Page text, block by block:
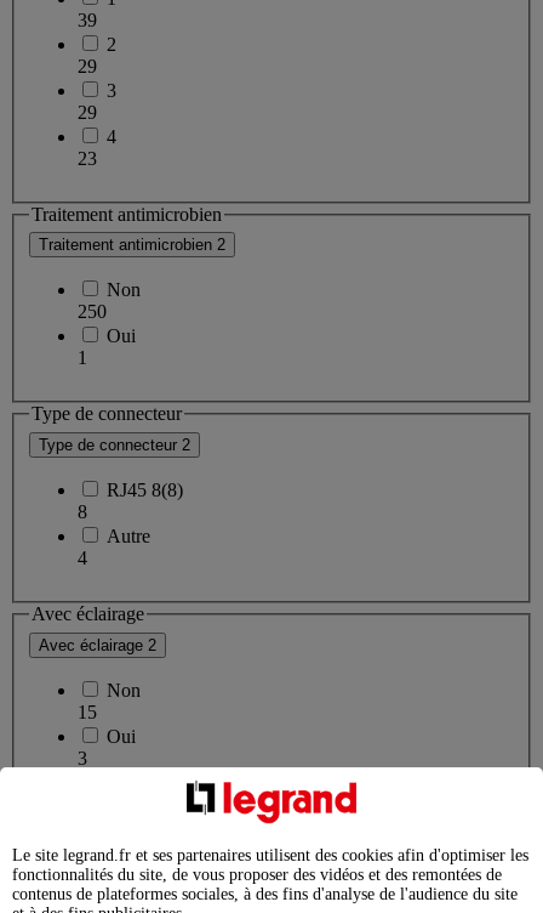
39
2
29
3
29
4
23
Traitement antimicrobien
Traitement antimicrobien 2
Non
250
Oui
1
Type de connecteur
Type de connecteur 2
RJ45 8(8)
8
Autre
4
Avec éclairage
Avec éclairage 2
Non
15
Oui
3
Sens de montage
Horizontal et vertical
Le site legrand.fr et ses partenaires utilisent des cookies afin d'optimiser les
fonctionnalités du site, de vous proposer des vidéos et des remontées de
contenus de plateformes sociales, à des fins d'analyse de l'audience du site